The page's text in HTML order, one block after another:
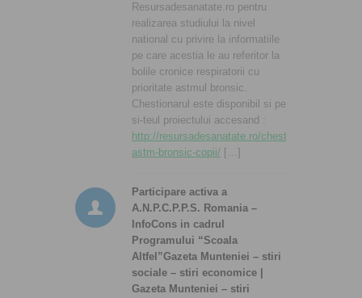
Resursadesanatate.ro pentru
realizarea studiului la nivel
national cu privire la informatiile
pe care acestia le au referitor la
bolile cronice respiratorii cu
prioritate astmul bronsic.
Chestionarul este disponibil si pe
si-teul proiectului accesand :
http://resursadesanatate.ro/chestionar/
astm-bronsic-copii/ […]
Participare activa a
A.N.P.C.P.P.S. Romania –
InfoCons in cadrul
Programului “Scoala
Altfel”Gazeta Munteniei – stiri
sociale – stiri economice |
Gazeta Munteniei – stiri